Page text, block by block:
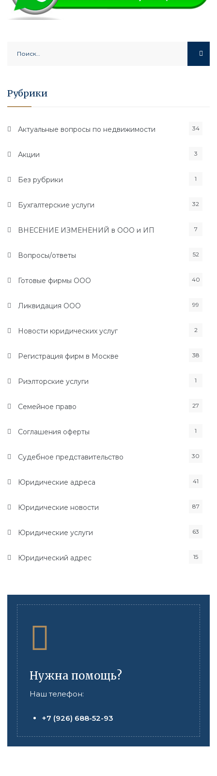
Рубрики
Актуальные вопросы по недвижимости 34
Акции 3
Без рубрики 1
Бухгалтерские услуги 32
ВНЕСЕНИЕ ИЗМЕНЕНИЙ в ООО и ИП 7
Вопросы/ответы 52
Готовые фирмы ООО 40
Ликвидация ООО 99
Новости юридических услуг 2
Регистрация фирм в Москве 38
Риэлторские услуги 1
Семейное право 27
Соглашения оферты 1
Судебное представительство 30
Юридические адреса 41
Юридические новости 87
Юридические услуги 63
Юридический адрес 15
Нужна помощь?
Наш телефон:
+7 (926) 688-52-93